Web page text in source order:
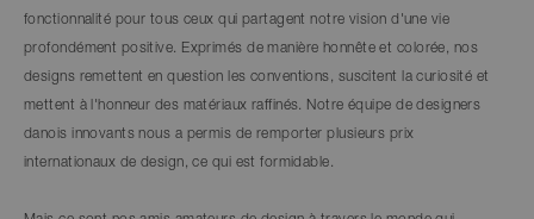
fonctionnalité pour tous ceux qui partagent notre vision d'une vie
profondément positive. Exprimés de manière honnête et colorée, nos
designs remettent en question les conventions, suscitent la curiosité et
mettent à l'honneur des matériaux raffinés. Notre équipe de designers
danois innovants nous a permis de remporter plusieurs prix
internationaux de design, ce qui est formidable.